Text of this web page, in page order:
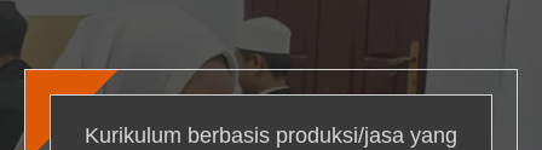
Kurikulum berbasis produksi/jasa yang